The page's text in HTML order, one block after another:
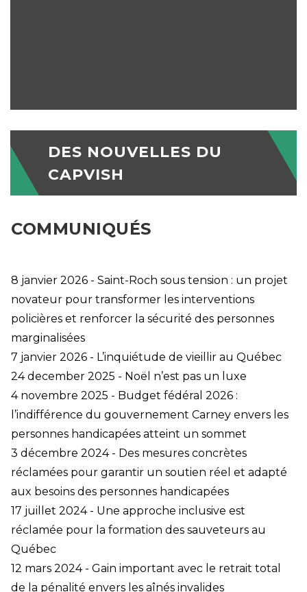
DES NOUVELLES DU
CAPVISH
COMMUNIQUÉS
8 janvier 2026 - Saint-Roch sous tension : un projet
novateur pour transformer les interventions
policières et renforcer la sécurité des personnes
marginalisées
7 janvier 2026 - L’inquiétude de vieillir au Québec
24 december 2025 - Noël n’est pas un luxe
4 novembre 2025 - Budget fédéral 2026 :
l’indifférence du gouvernement Carney envers les
personnes handicapées atteint un sommet
3 décembre 2024 - Des mesures concrètes
réclamées pour garantir un soutien réel et adapté
aux besoins des personnes handicapées
17 juillet 2024 - Une approche inclusive est
réclamée pour la formation des sauveteurs au
Québec
12 mars 2024 - Gain important avec le retrait total
de la pénalité envers les aînés invalides